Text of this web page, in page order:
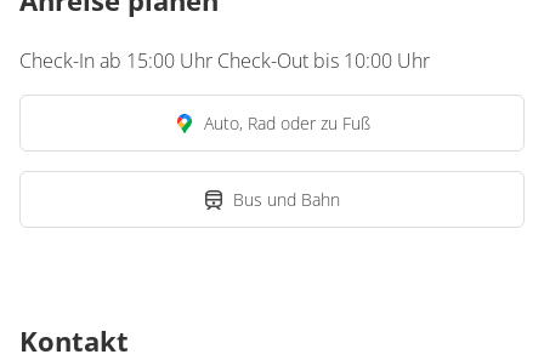
Check-In ab 15:00 Uhr Check-Out bis 10:00 Uhr
Auto, Rad oder zu Fuß
Bus und Bahn
Kontakt